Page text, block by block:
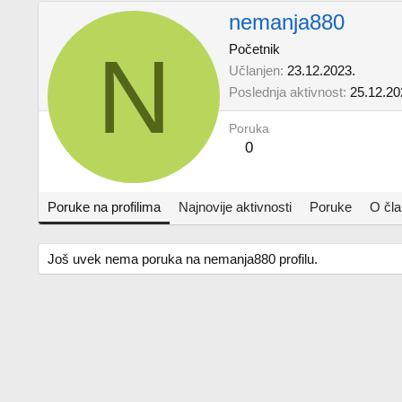
N
nemanja880
Početnik
Učlanjen 23.12.2023.
Poslednja aktivnost
Poruka
0
Poruke na profilima Najnovije aktivnosti Poruke O
Još uvek nema poruka na nemanja880 profilu.